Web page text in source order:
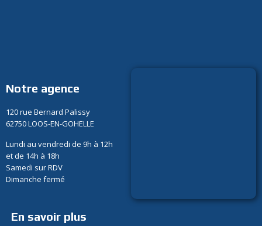
Notre agence
120 rue Bernard Palissy
62750 LOOS-EN-GOHELLE
Lundi au vendredi de 9h à 12h
et de 14h à 18h
Samedi sur RDV
Dimanche fermé
En savoir plus